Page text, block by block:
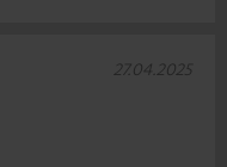
27.04.2025